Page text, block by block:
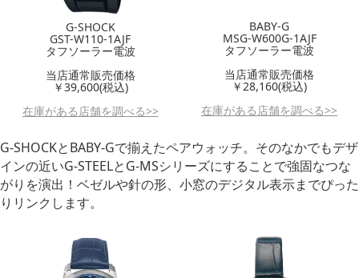
G-SHOCK
GST-W110-1AJF
タフソーラー電波
当店通常販売価格
￥39,600(税込)
在庫がある店舗を調べる>>
BABY-G
MSG-W600G-1AJF
タフソーラー電波
当店通常販売価格
￥28,160(税込)
在庫がある店舗を調べる>>
G-SHOCKとBABY-Gで揃えたペアウォッチ。そのなかでもデザ
インの近いG-STEELとG-MSシリーズにすることで強固なつな
がりを演出！ベゼルや針の形、小窓のデジタル表示までぴった
りリンクします。